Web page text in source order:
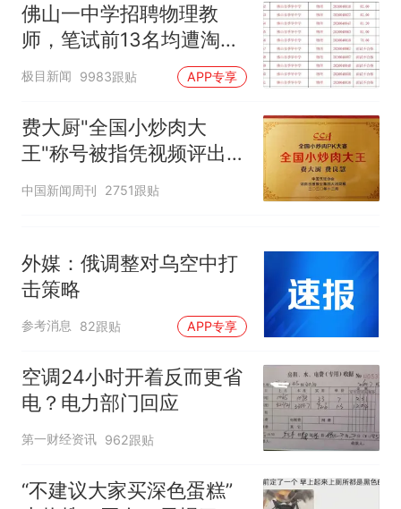
佛山一中学招聘物理教
师，笔试前13名均遭淘
汰？教育局：已叫停招
聘，成立调查组全面核查
极目新闻 9983跟贴 APP专享
费大厨"全国小炒肉大
王"称号被指凭视频评出
官方回应
中国新闻周刊 2751跟贴
外媒：俄调整对乌空中打
击策略
参考消息 82跟贴 APP专享
空调24小时开着反而更省
电？电力部门回应
第一财经资讯 962跟贴
“不建议大家买深色蛋糕”